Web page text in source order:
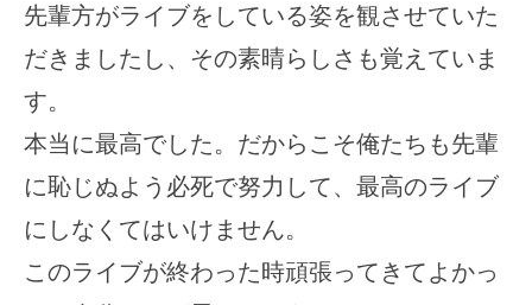
先輩方がライブをしている姿を観させていた
だきましたし、その素晴らしさも覚えていま
す。
本当に最高でした。だからこそ俺たちも先輩
に恥じぬよう必死で努力して、最高のライブ
にしなくてはいけません。
このライブが終わった時頑張ってきてよかっ